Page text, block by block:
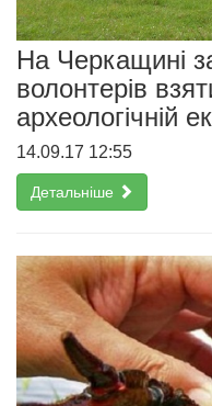
На Черкащині
волонтерів
археологічній
14.09.17 12:55
Детальніше